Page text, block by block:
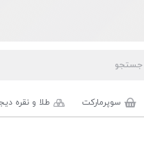
سوپرمارکت طلا و نقره